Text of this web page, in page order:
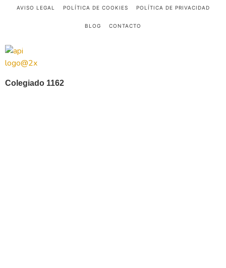
AVISO LEGAL POLÍTICA DE COOKIES POLÍTICA DE PRIVACIDAD
BLOG CONTACTO
Colegiado 1162